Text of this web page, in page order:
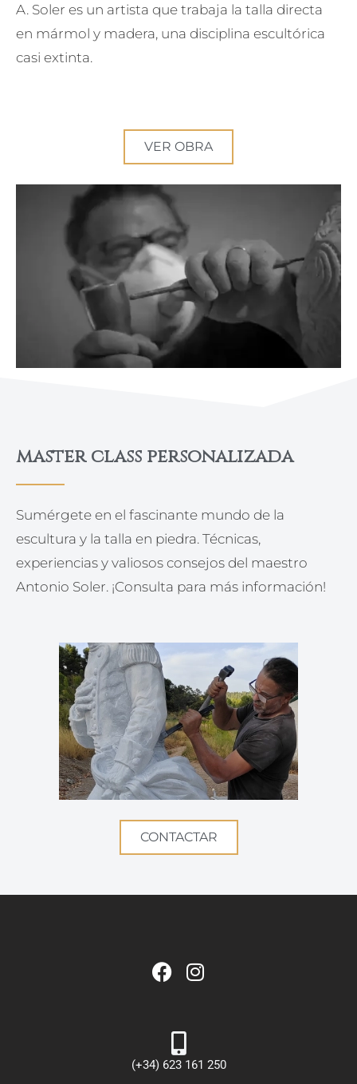
A. Soler es un artista que trabaja la talla directa
en mármol y madera, una disciplina escultórica
casi extinta.
VER OBRA
master class personalizada
Sumérgete en el fascinante mundo de la
escultura y la talla en piedra. Técnicas,
experiencias y valiosos consejos del maestro
Antonio Soler. ¡Consulta para más información!
CONTACTAR
(+34) 623 161 250